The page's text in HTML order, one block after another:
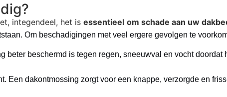
integendeel, het is essentieel om schade aan uw
Om beschadigingen met veel ergere gevolgen te
beter beschermd is tegen regen, sneeuwval en vocht
Een dakontmossing zorgt voor een knappe, verzorgde en